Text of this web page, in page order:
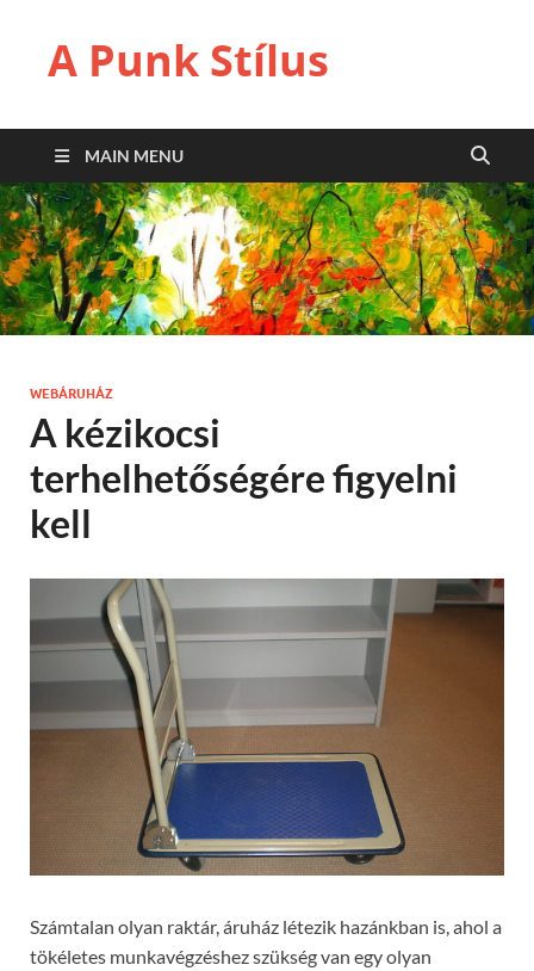
A Punk Stílus
MAIN MENU
WEBÁRUHÁZ
A kézikocsi
terhelhetőségére figyelni
kell
Számtalan olyan raktár, áruház létezik hazánkban is, ahol a
tökéletes munkavégzéshez szükség van egy olyan